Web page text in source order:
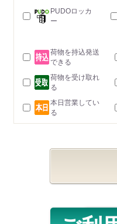
PUDOロッカ
ー
荷物を持込発送
できる
荷物を受け取れ
る
本日営業してい
る